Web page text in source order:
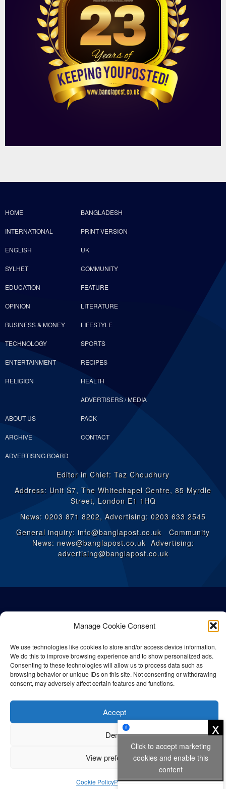
Manage Cookie Consent
We use technologies like cookies to store and/or access device information.
We do this to improve browsing experience and to show personalized ads.
Consenting to these technologies will allow us to process data such as
browsing behavior or unique IDs on this site. Not consenting or withdrawing
consent, may adversely affect certain features and functions.
Accept
Deny
View preferences
Cookie PolicyPrivacy Policy
HOME BANGLADESH
INTERNATIONAL PRINT VERSION
ENGLISH UK
SYLHET COMMUNITY
EDUCATION FEATURE
OPINION LITERATURE
BUSINESS & MONEY LIFESTYLE
TECHNOLOGY SPORTS
ENTERTAINMENT RECIPES
RELIGION HEALTH
ABOUT US
ADVERTISERS / MEDIA
PACK
ARCHIVE CONTACT
ADVERTISING BOARD
Editor in Chief: Taz Choudhury
Address: Unit S7, The Whitechapel Centre, 85 Myrdle
Street, London E1 1HQ
News: 0203 871 8202, Advertising: 0203 633 2545
General inquiry: info@banglapost.co.uk Community
News: news@banglapost.co.uk Advertising:
advertising@banglapost.co.uk
© All rights reserved Bangla Post2026| Any unauthorised use or
reproduction of our content is strictly prohibited.
Privacy Policy Cookie Policy
x
Click to accept marketing
cookies and enable this
content